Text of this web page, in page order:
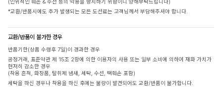
(인위적인 훼손 & 수선 등의 악용을 방지하기 위함이니 양해부탁드립니다)
*교환/반품시에도 추가 발생되는 모든 도선료는 고객님께서 부담해주셔야 합니다.
교환/반품이 불가한 경우
반품기한(상품 수령후 7일)이 경과한 경우
공정거래, 표준약관 제 15조 2항에 의한 이용자의 사용 또는 일부 소비에 의하여 재화 가치가
현저히 감소한 경우
(착용 흔적, 화장품, 탈취제 냄새, 세탁, 수선, 택훼손 포함)
세탁을 하신 경우나 착용을 하신 후에는 불량이 발견되어도 교환/반품이 불가합니다.